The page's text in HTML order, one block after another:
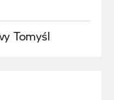
Tomyśl